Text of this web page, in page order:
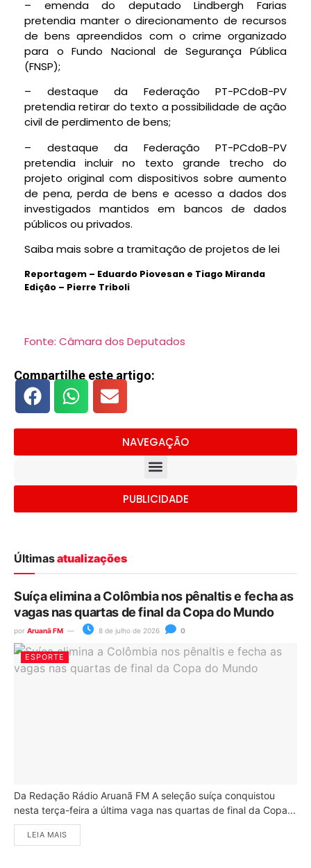
– emenda do deputado Lindbergh Farias
pretendia manter o direcionamento de recursos
de bens apreendidos com o crime organizado
para o Fundo Nacional de Segurança Pública
(FNSP);
– destaque da Federação PT-PCdoB-PV
pretendia retirar do texto a possibilidade de ação
civil de perdimento de bens;
– destaque da Federação PT-PCdoB-PV
pretendia incluir no texto grande trecho do
projeto original com dispositivos sobre aumento
de pena, perda de bens e acesso a dados dos
investigados mantidos em bancos de dados
públicos ou privados.
Saiba mais sobre a tramitação de projetos de lei
Reportagem – Eduardo Piovesan e Tiago Miranda
Edição – Pierre Triboli
Fonte: Câmara dos Deputados
Compartilhe este artigo:
NAVEGAÇÃO
PUBLICIDADE
Últimasatualizações
Suíça elimina a Colômbia nos pênaltis e fecha as
vagas nas quartas de final da Copa do Mundo
por Aruanã FM 8 de julho de 2026 0
ESPORTE
Da Redação Rádio Aruanã FM A seleção suíça conquistou
nesta terça-feira a última vaga nas quartas de final da Copa...
LEIA MAIS